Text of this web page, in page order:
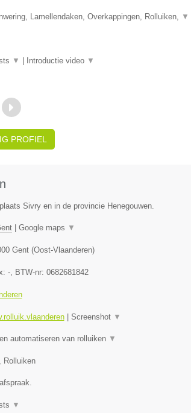
Lamellendaken, Overkappingen, Rolluiken, ▼
▼ Introductie video ▼
PROFIEL
Sivry en in de provincie Henegouwen.
| Google maps ▼
Gent(Oost-Vlaanderen)
-, BTW-nr: 0682681842
| Screenshot ▼
automatiseren van rolluiken ▼
Rolluiken
▼